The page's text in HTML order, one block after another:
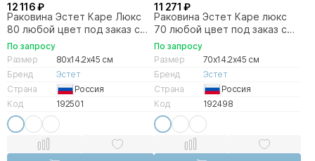
12 116 ₽
Раковина Эстет Каре Люкс
80 любой цвет под заказ с
блёстками
По запросу
Размер
80x14.2x45 см
Бренд
Эстет
Страна
Россия
Код
192501
11 271 ₽
Раковина Эстет Каре люкс
70 любой цвет под заказ с
блёстками
По запросу
Размер
70x14.2x45 см
Бренд
Эстет
Страна
Россия
Код
192498